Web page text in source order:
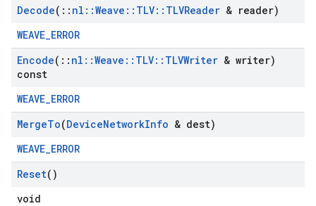
Decode( :: nl ::Weave :: TLV:: TLVReader & reader)
WEAVE_ERROR
Encode( :: nl ::Weave :: TLV:: TLVWriter & writer)
const
WEAVE_ERROR
MergeTo(DeviceNetworkInfo & dest)
WEAVE_ERROR
Reset()
void